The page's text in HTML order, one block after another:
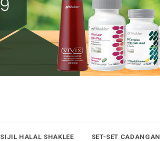
SIJIL HALAL SHAKLEE SET-SET CADANGAN